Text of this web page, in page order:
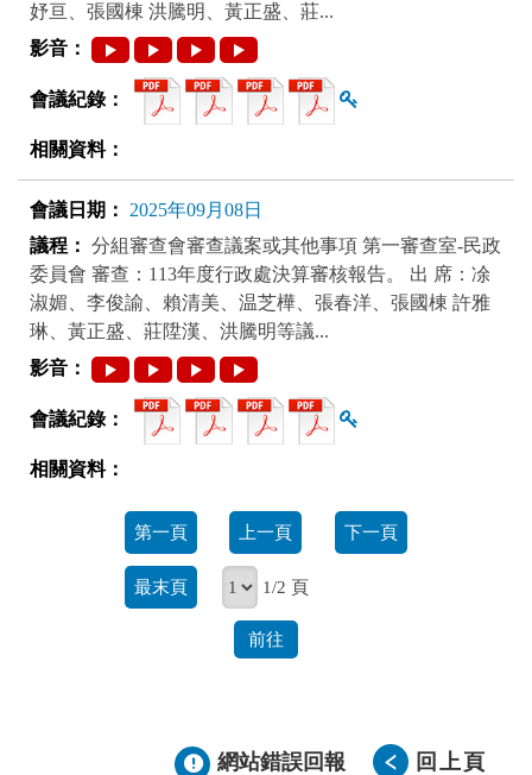
妤亘、張國棟 洪騰明、黃正盛、莊...
2025年09月08日
分組審查會審查議案或其他事項 第一審查室-民政
委員會 審查：113年度行政處決算審核報告。 出 席：凃
淑媚、李俊諭、賴清美、温芝樺、張春洋、張國棟 許雅
琳、黃正盛、莊陞漢、洪騰明等議...
第一頁 上一頁 下一頁
最末頁 1/2 頁
前往
網站錯誤回報 回上頁